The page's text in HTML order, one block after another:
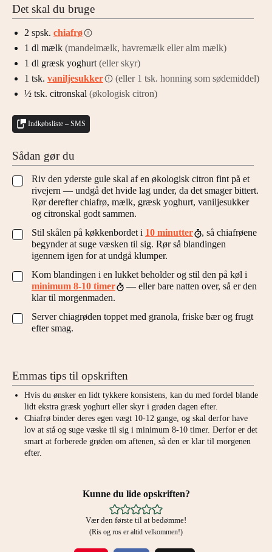
Det skal du bruge
2 spsk. chiafrø
1 dl mælk (mandelmælk, havremælk eller alm mælk)
1 dl græsk yoghurt (eller skyr)
1 tsk. vaniljesukker
(eller 1 tsk. honning som sødemiddel)
½ tsk. citronskal (økologisk citron)
Indkøbsliste – SMS
Sådan gør du
▢
Riv den yderste gule skal af en økologisk citron fint på et
rivejern — undgå det hvide lag under, da det smager bittert.
Rør derefter chiafrø, mælk, græsk yoghurt, vaniljesukker
og citronskal godt sammen.
▢
Stil skålen på køkkenbordet i 10 minutter
, så chiafrøene
begynder at suge væsken til sig. Rør så blandingen
igennem igen for at undgå klumper.
▢
Kom blandingen i en lukket beholder og stil den på køl i
minimum 8-10 timer
— eller bare natten over, så er den
klar til morgenmaden.
▢
Server chiagrøden toppet med granola, friske bær og frugt
efter smag.
Emmas tips til opskriften
Hvis du ønsker en lidt tykkere konsistens, kan du med fordel blande
lidt ekstra græsk yoghurt eller skyr i grøden dagen efter.
Chiafrø binder deres egen vægt 10-12 gange, og skal derfor have
lov at stå og suge væske til sig i minimum 8-10 timer. Derfor er det
smart at forberede grøden om aftenen, så den er klar til morgenen
efter.
Kunne du lide opskriften?
Vær den første til at bedømme!
(Ris og ros er altid velkommen!)